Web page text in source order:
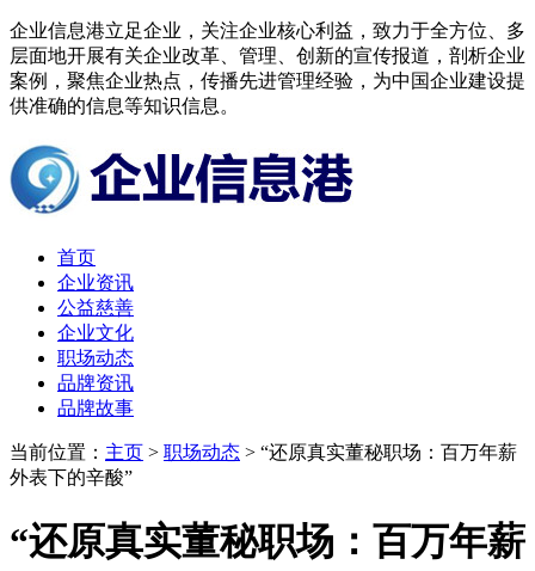
企业信息港立足企业，关注企业核心利益，致力于全方位、多
层面地开展有关企业改革、管理、创新的宣传报道，剖析企业
案例，聚焦企业热点，传播先进管理经验，为中国企业建设提
供准确的信息等知识信息。
首页
企业资讯
公益慈善
企业文化
职场动态
品牌资讯
品牌故事
当前位置： 主页 > 职场动态 > “还原真实董秘职场：百万年薪
外表下的辛酸”
“还原真实董秘职场：百万年薪